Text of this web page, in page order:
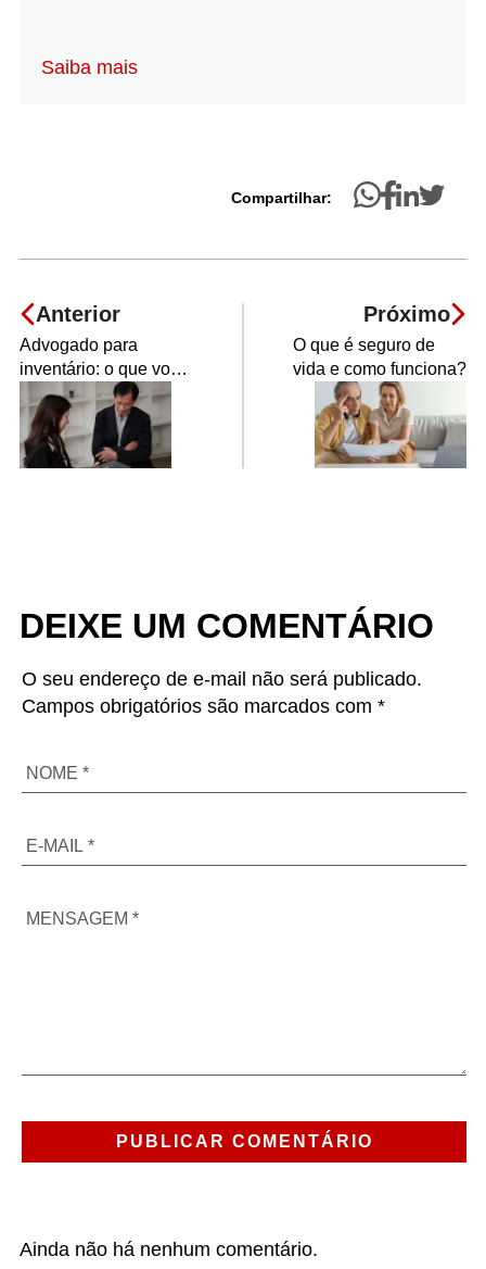
Saiba mais
Compartilhar:
Anterior
Advogado para
inventário: o que você
precisa saber
Próximo
O que é seguro de
vida e como funciona?
DEIXE UM COMENTÁRIO
O seu endereço de e-mail não será publicado.
Campos obrigatórios são marcados com *
Ainda não há nenhum comentário.